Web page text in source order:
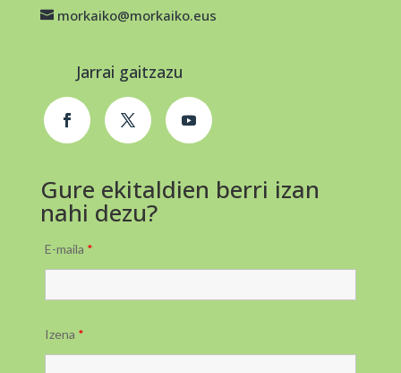
morkaiko@morkaiko.eus
Jarrai gaitzazu
Gure ekitaldien berri izan
nahi dezu?
E-maila *
Izena *